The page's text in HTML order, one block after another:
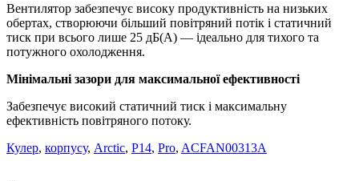
Вентилятор забезпечує високу продуктивність на низьких
обертах, створюючи більший повітряний потік і статичний
тиск при всього лише 25 дБ(A) — ідеально для тихого та
потужного охолодження.
Мінімальні зазори для максимальної ефективності
Забезпечує високий статичний тиск і максимальну
ефективність повітряного потоку.
Кулер, корпусу, Arctic, P14, Pro, ACFAN00313A